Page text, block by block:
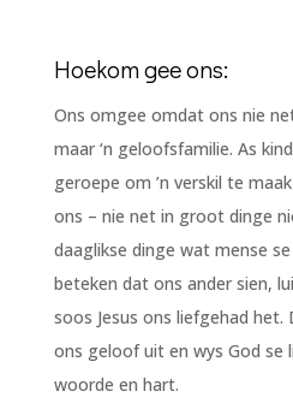
Hoekom gee ons:
Ons omgee omdat ons nie
maar ‘n geloofsfamilie. As
geroepe om ’n verskil te
ons – nie net in groot dinge
daaglikse dinge wat mense
beteken dat ons ander sien,
soos Jesus ons liefgehad
ons geloof uit en wys God se
woorde en hart.